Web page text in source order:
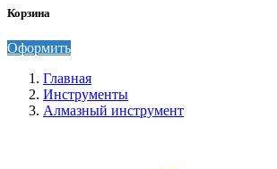
Корзина
Оформить
Главная
Инструменты
Алмазный инструмент